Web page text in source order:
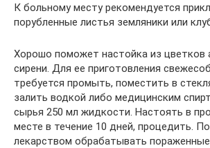
К больному месту рекомендуется
порубленные листья земляники или
Хорошо поможет настойка из цветков
сирени. Для ее приготовления
требуется промыть, поместить в
залить водкой либо медицинским
сырья 250 мл жидкости. Настоять в
месте в течение 10 дней, процедить.
лекарством обрабатывать пораженные